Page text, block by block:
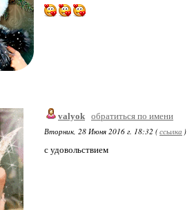
valyok обратиться по имени
Вторник, 28 Июня 2016 г. 18:32 (ссылка )
с удовольствием